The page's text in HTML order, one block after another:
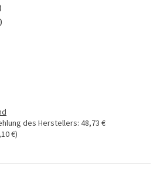
des Herstellers: 48,73 €
€)